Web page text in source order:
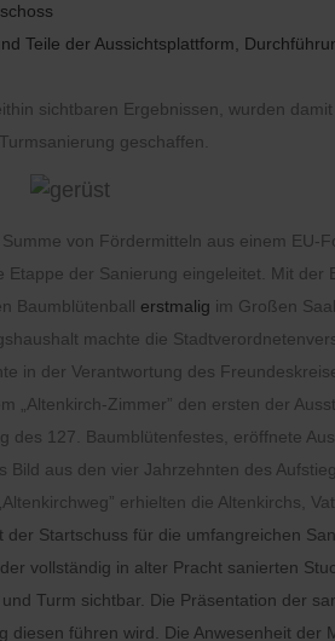
Teile der Aussichtsplattform,
sichtbaren Ergebnissen, wurden
geschaffen.
von Fördermitteln aus einem
Etappe der Sanierung eingeleitet. Mit
Baumblütenball erstmalig im Großen
machte die
in der Verantwortung des
„Altenkirch-Zimmer” den ersten der
des 127. Baumblütenfestes, eröffnete
Bild aus den vier Jahrzehnten des
erhielten die Altenkirchs,
Startschuss für die umfangreichen
vollständig in alter Pracht sanierten
Turm sichtbar. Die Präsentation der
diesen führen wird. Die Anwesenheit